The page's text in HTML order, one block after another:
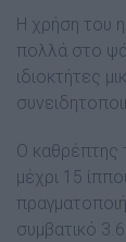
Η χρήση του
πολλά στο
ιδιοκτήτες
Ο καθρέπτης
µέχρι 15
συµβατικό